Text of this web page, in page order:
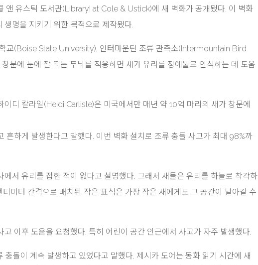
앤 유스틱 도서관(Library! at Cole & Ustick)에 새 벽화가 공개됐다. 이 벽화
명을 지키기 위한 목적으로 제작됐다.
교(Boise State University), 인터마운틴 조류 관측소(Intermountain Bird
문에 눈에 잘 띄는 무늬를 적용하면 새가 유리를 장애물로 인식하는 데 도움
디 칼라일(Heidi Carlisle)은 미국에서만 매년 약 10억 마리의 새가 창문에
흔하게 발생한다고 말했다. 이번 벽화 설치로 조류 충돌 사고가 최대 98%까
서 유리를 접한 적이 없다고 설명했다. 그래서 새들은 유리를 하늘로 착각하
미터 간격으로 배치된 작은 표식은 가장 작은 새에게도 그 공간이 날아갈 수
이후 도움을 요청했다. 특히 어린이 공간 인근에서 사고가 자주 발생했다.
돌이 계속 발생하고 있었다고 말했다. 제시카 도어는 동화 읽기 시간에 새